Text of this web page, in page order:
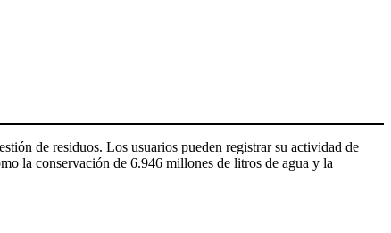
de residuos. Los usuarios pueden registrar su actividad de
la conservación de 6.946 millones de litros de agua y la